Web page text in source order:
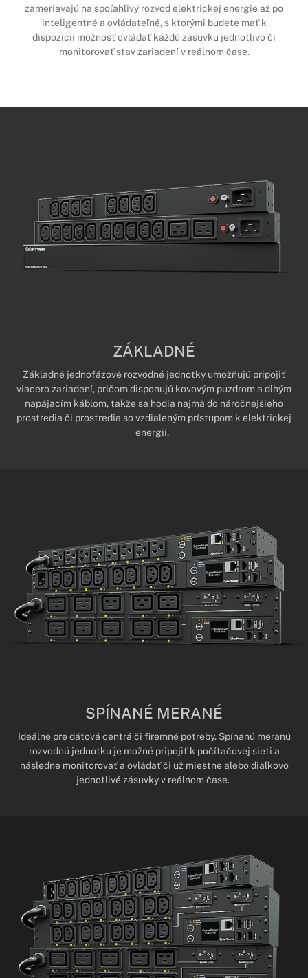
zameriavajú na spoľahlivý rozvod elektrickej energie až po
inteligentné a ovládateľné, s ktorými budete mať k
dispozícii možnosť ovládať každú zásuvku jednotlivo či
monitorovať stav zariadení v reálnom čase.
ZÁKLADNÉ
Základné jednofázové rozvodné jednotky umožňujú pripojiť
viacero zariadení, pričom disponujú kovovým puzdrom a dlhým
napájacím káblom, takže sa hodia najmä do náročnejšieho
prostredia či prostredia so vzdialeným prístupom k elektrickej
energii.
SPÍNANÉ MERANÉ
Ideálne pre dátová centrá či firemné potreby. Spínanú meranú
rozvodnú jednotku je možné pripojiť k počítačovej sieti a
následne monitorovať a ovládať či už miestne alebo diaľkovo
jednotlivé zásuvky v reálnom čase.